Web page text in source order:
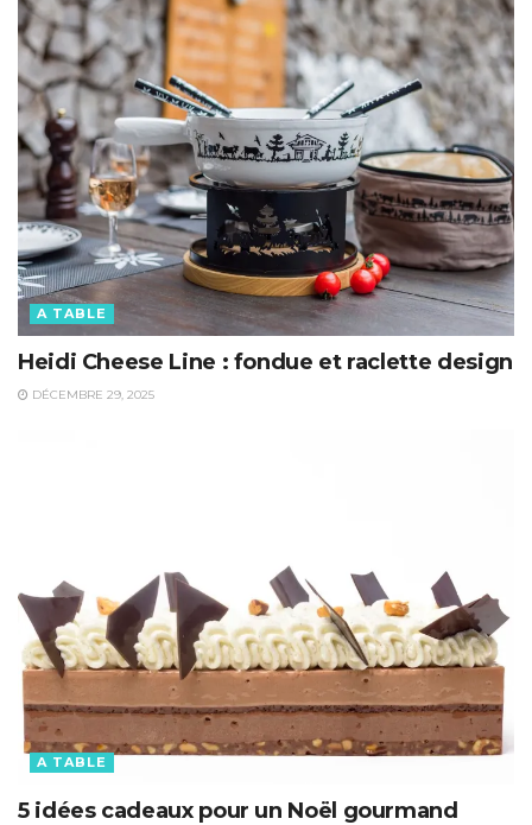
A TABLE
Heidi Cheese Line : fondue et raclette design
DÉCEMBRE 29, 2025
A TABLE
5 idées cadeaux pour un Noël gourmand